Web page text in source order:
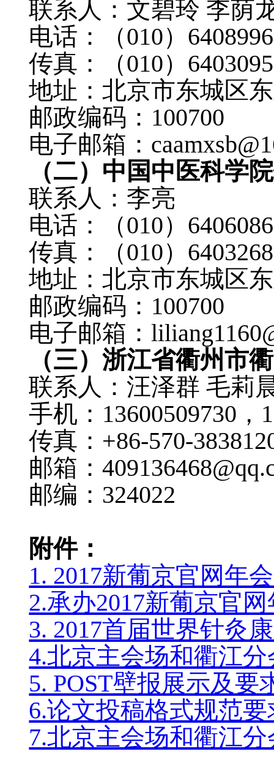
联系人：文碧玲 李荫
电话：（010）
传真：（010）
地址：北京市东城区
邮政编码： 100700
电子邮箱：
（二）中国中医科学
联系人：李亮
电话：（010）
传真：（010）
地址：北京市东城区
邮政编码： 100700
电子邮箱：
（三）浙江省衢州市
联系人：汪泽群 毛莉
手机： 13600509730 ，
传真： +86-570-
邮箱：
邮编： 324022
附件：
1. 2017新葡京官网年
2.承办2017新葡京官
3. 2017首届世界针灸
4.北京主会场和衢江
5. POST壁报展示及要
6.论文投稿格式规范要
7.北京主会场和衢江